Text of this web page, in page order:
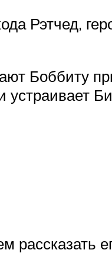
Рэтчед,
Боббиту
рассказать